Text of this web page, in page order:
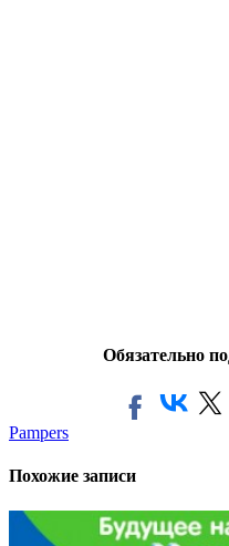
Обязательно
Pampers
Похожие записи